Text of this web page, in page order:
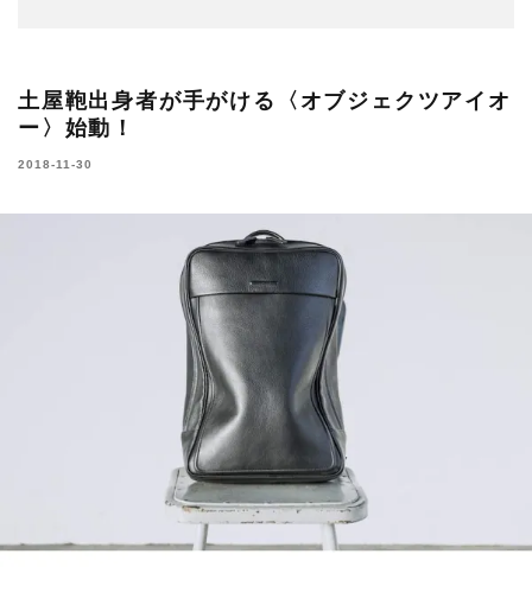
土屋鞄出身者が手がける〈オブジェクツアイオ
ー〉始動！
2018-11-30